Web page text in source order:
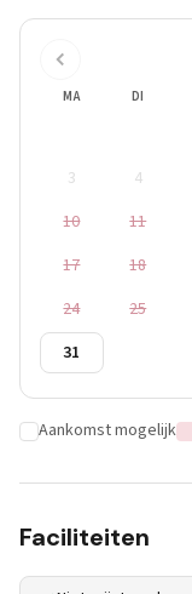
MA DI
3
4
10
11
17
18
24
25
31
Aankomst mogelijk
Faciliteiten